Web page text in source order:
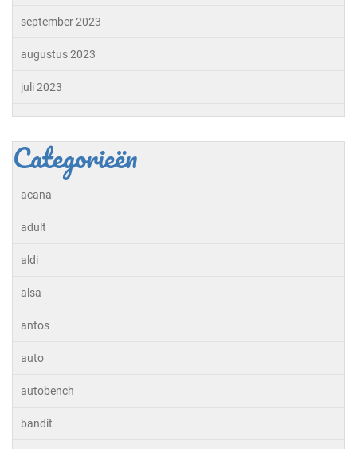
september 2023
augustus 2023
juli 2023
Categorieën
acana
adult
aldi
alsa
antos
auto
autobench
bandit